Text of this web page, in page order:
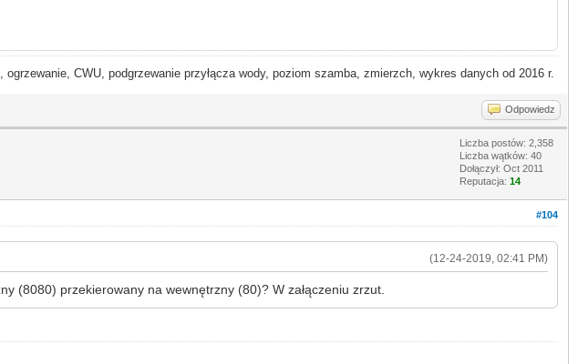
CWU, podgrzewanie przyłącza wody, poziom szamba, zmierzch, wykres danych od 2016 r.
Odpowiedz
Liczba postów: 2,358
Liczba wątków: 40
Dołączył: Oct 2011
Reputacja: 14
#104
(12-24-2019, 02:41 PM)
(8080) przekierowany na wewnętrzny (80)? W załączeniu zrzut.